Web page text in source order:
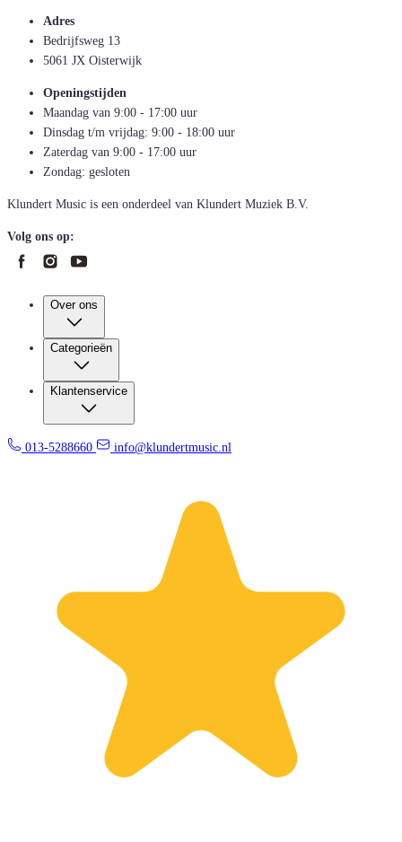
Adres
Bedrijfsweg 13
5061 JX Oisterwijk
Openingstijden
Maandag van 9:00 - 17:00 uur
Dinsdag t/m vrijdag: 9:00 - 18:00 uur
Zaterdag van 9:00 - 17:00 uur
Zondag: gesloten
Klundert Music is een onderdeel van Klundert Muziek B.V.
Volg ons op:
Over ons
Categorieën
Klantenservice
013-5288660 info@klundertmusic.nl